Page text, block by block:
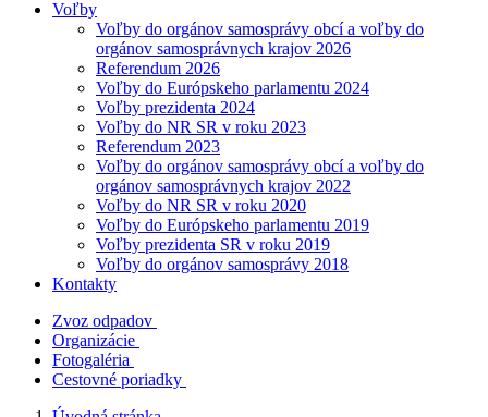
Voľby
Voľby do orgánov samosprávy obcí a voľby do
orgánov samosprávnych krajov 2026
Referendum 2026
Voľby do Európskeho parlamentu 2024
Voľby prezidenta 2024
Voľby do NR SR v roku 2023
Referendum 2023
Voľby do orgánov samosprávy obcí a voľby do
orgánov samosprávnych krajov 2022
Voľby do NR SR v roku 2020
Voľby do Európskeho parlamentu 2019
Voľby prezidenta SR v roku 2019
Voľby do orgánov samosprávy 2018
Kontakty
Zvoz odpadov
Organizácie
Fotogaléria
Cestovné poriadky